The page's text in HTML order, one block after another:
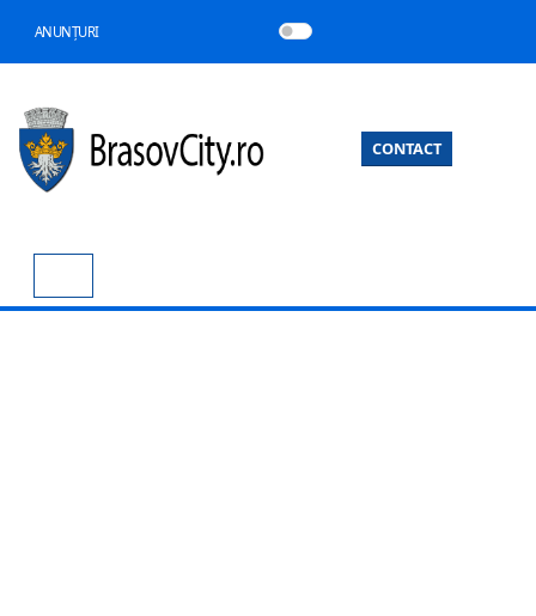
ANUNȚURI
CONTACT